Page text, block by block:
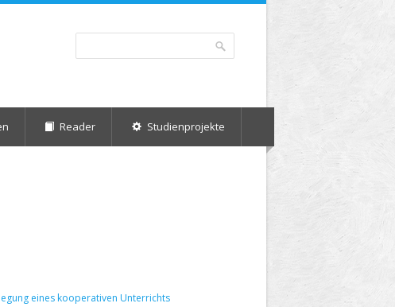
Suchformular
Reader Studienprojekte
eines kooperativen Unterrichts